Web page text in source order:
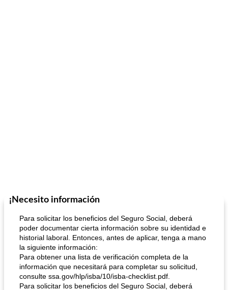
¡Necesito información
Para solicitar los beneficios del Seguro Social, deberá
poder documentar cierta información sobre su identidad e
historial laboral. Entonces, antes de aplicar, tenga a mano
la siguiente información:
Para obtener una lista de verificación completa de la
información que necesitará para completar su solicitud,
consulte ssa.gov/hlp/isba/10/isba-checklist.pdf.
Para solicitar los beneficios del Seguro Social, deberá